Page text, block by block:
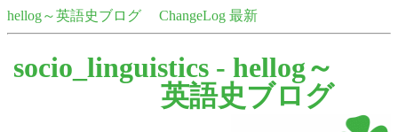
hellog～英語史ブログ ChangeLog 最新
socio_linguistics - hellog～
英語史ブログ